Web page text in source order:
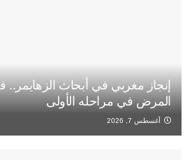
إنجاز مغربي في أبحاث
المرض في مراحله الأولى
أغسطس 7, 2026